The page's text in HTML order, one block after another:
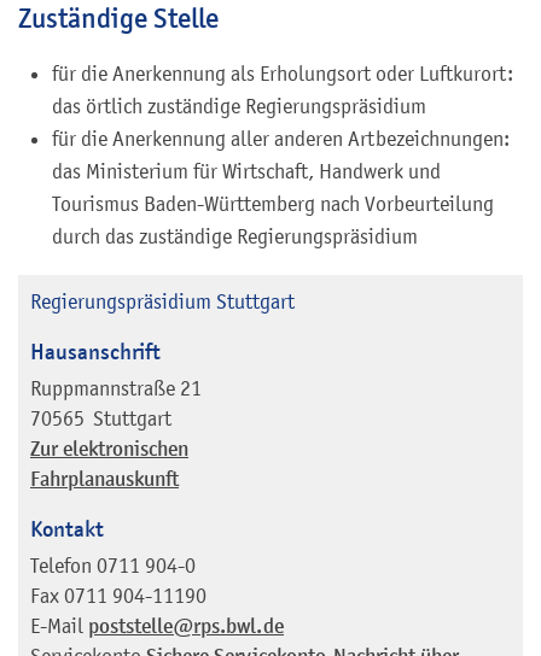
Zuständige Stelle
für die Anerkennung als Erholungsort oder Luftkurort:
das örtlich zuständige Regierungspräsidium
für die Anerkennung aller anderen Artbezeichnungen:
das Ministerium für Wirtschaft, Handwerk und
Tourismus Baden-Württemberg nach Vorbeurteilung
durch das zuständige Regierungspräsidium
Regierungspräsidium Stuttgart
Hausanschrift
Ruppmannstraße 21
70565 Stuttgart
Zur elektronischen
Fahrplanauskunft
Kontakt
Telefon 0711 904-0
Fax 0711 904-11190
E-Mail poststelle@rps.bwl.de